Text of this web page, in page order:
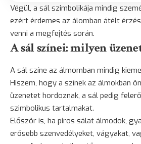
Végül, a sál szimbolikája mindig
ezért érdemes az álomban átélt
venni a megfejtés során.
A sál színei: milyen
A sál színe az álmomban mindig
Hiszem, hogy a színek az álmokban
üzenetet hordoznak, a sál pedig
szimbolikus tartalmakat.
Először is, ha piros sálat álmodok,
erősebb szenvedélyeket, vágyakat,